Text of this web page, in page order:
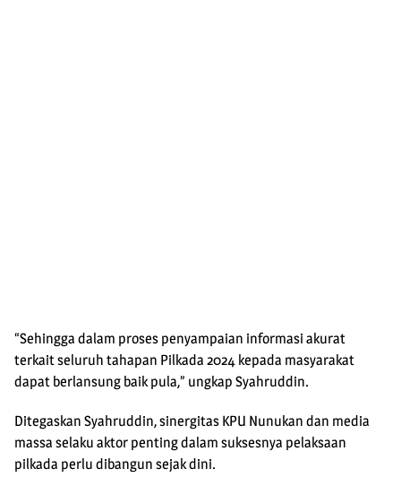
“Sehingga dalam proses penyampaian informasi akurat
terkait seluruh tahapan Pilkada 2024 kepada masyarakat
dapat berlansung baik pula,” ungkap Syahruddin.
Ditegaskan Syahruddin, sinergitas KPU Nunukan dan media
massa selaku aktor penting dalam suksesnya pelaksaan
pilkada perlu dibangun sejak dini.